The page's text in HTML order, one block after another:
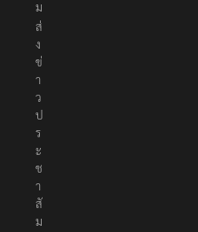
ง
ค
ม
ส่
ง
ข่
า
ว
ป
ร
ะ
ช
า